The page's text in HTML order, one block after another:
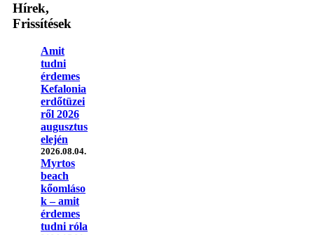
Hírek,
Frissítések
Amit
tudni
érdemes
Kefalonia
erdőtüzei
ről 2026
augusztus
elején
2026.08.04.
Myrtos
beach
kőomláso
k – amit
érdemes
tudni róla